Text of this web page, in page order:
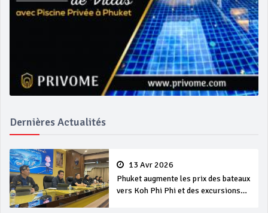
Dernières Actualités
13 Avr 2026
Phuket augmente les prix des bateaux
vers Koh Phi Phi et des excursions